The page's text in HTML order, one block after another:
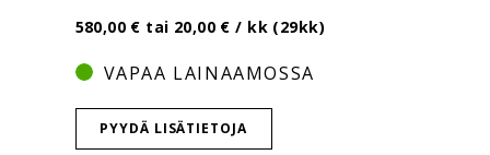
580,00 € tai 20,00 € / kk (29kk)
VAPAA LAINAAMOSSA
PYYDÄ LISÄTIETOJA